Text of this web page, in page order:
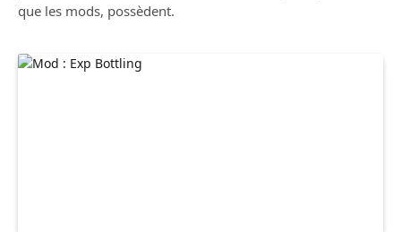
que les mods, possèdent.